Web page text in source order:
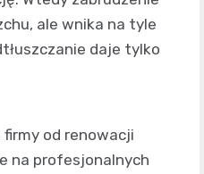
ale wnika na tyle
daje tylko
firmy od renowacji
na profesjonalnych